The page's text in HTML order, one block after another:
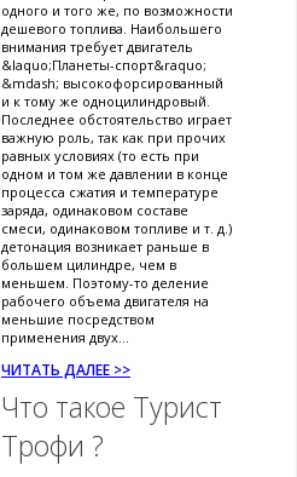
одного и того же, по возможности
дешевого топлива. Наибольшего
внимания требует двигатель
&laquo;Планеты-спорт&raquo;
&mdash; высокофорсированный
и к тому же одноцилиндровый.
Последнее обстоятельство играет
важную роль, так как при прочих
равных условиях (то есть при
одном и том же давлении в конце
процесса сжатия и температуре
заряда, одинаковом составе
смеси, одинаковом топливе и т. д.)
детонация возникает раньше в
большем цилиндре, чем в
меньшем. Поэтому-то деление
рабочего объема двигателя на
меньшие посредством
применения двух...
ЧИТАТЬ ДАЛЕЕ >>
Что такое Турист
Трофи ?